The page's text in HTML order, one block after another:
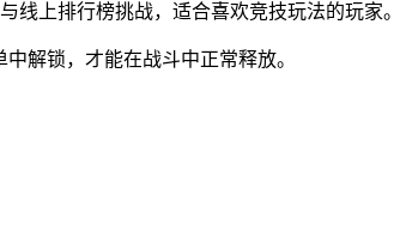
线上排行榜挑战，适合喜欢竞技玩法的玩家。
解锁，才能在战斗中正常释放。